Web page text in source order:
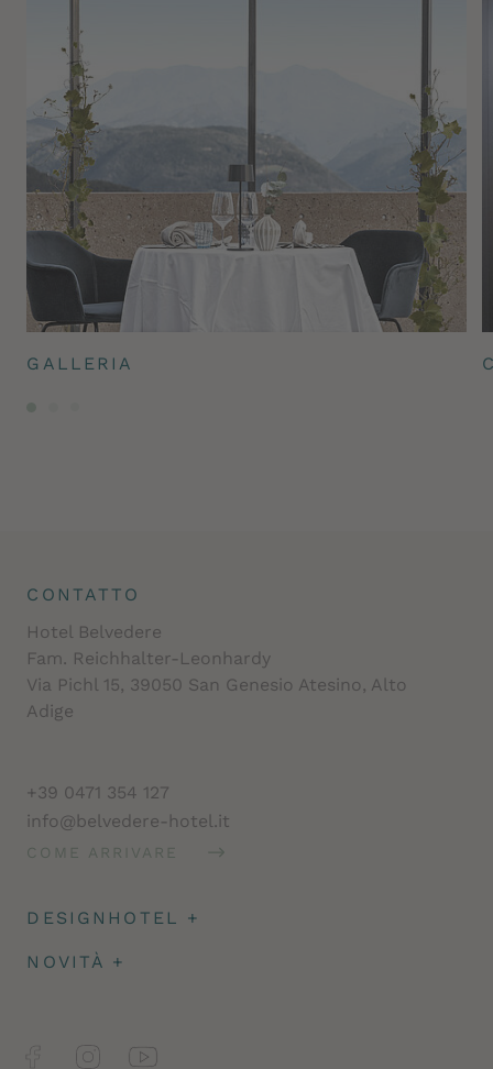
GALLERIA
CONTATTO
Hotel Belvedere
Fam. Reichhalter-Leonhardy
Via Pichl 15, 39050 San Genesio Atesino, Alto
Adige
+39 0471 354 127
info@belvedere-hotel.it
COME ARRIVARE
DESIGNHOTEL +
Architettura
NOVITÀ +